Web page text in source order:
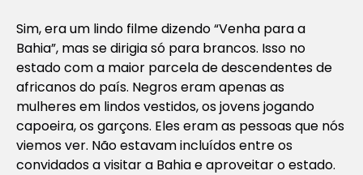
Sim, era um lindo filme dizendo “Venha para a
Bahia”, mas se dirigia só para brancos. Isso no
estado com a maior parcela de descendentes de
africanos do país. Negros eram apenas as
mulheres em lindos vestidos, os jovens jogando
capoeira, os garçons. Eles eram as pessoas que nós
viemos ver. Não estavam incluídos entre os
convidados a visitar a Bahia e aproveitar o estado.